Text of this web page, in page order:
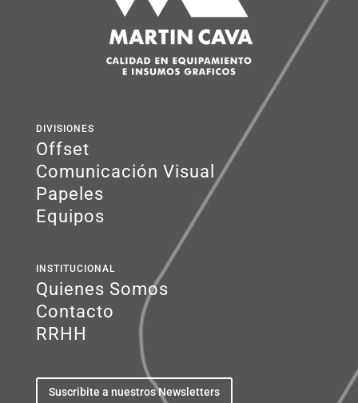
DIVISIONES
Offset
Comunicación Visual
Papeles
Equipos
INSTITUCIONAL
Quienes Somos
Contacto
RRHH
Suscribite a nuestros Newsletters